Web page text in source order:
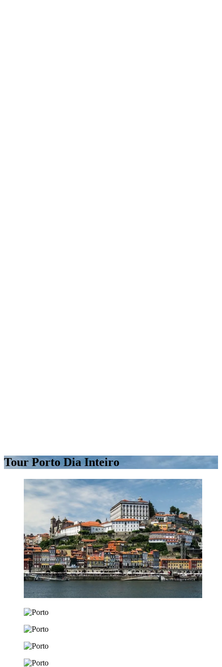
Tour Porto Dia Inteiro